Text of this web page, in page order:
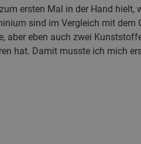
ersten Mal in der Hand hielt,
sind im Vergleich mit
eben auch zwei
hat. Damit musste ich mich